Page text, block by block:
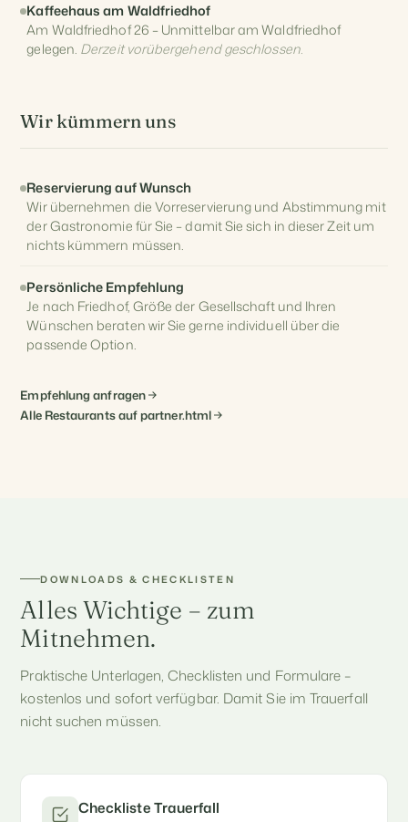
Kaffeehaus am Waldfriedhof
Am Waldfriedhof 26 – Unmittelbar am Waldfriedhof
gelegen. Derzeit vorübergehend geschlossen.
Wir kümmern uns
Reservierung auf Wunsch
Wir übernehmen die Vorreservierung und Abstimmung mit
der Gastronomie für Sie – damit Sie sich in dieser Zeit um
nichts kümmern müssen.
Persönliche Empfehlung
Je nach Friedhof, Größe der Gesellschaft und Ihren
Wünschen beraten wir Sie gerne individuell über die
passende Option.
Empfehlung anfragen
Alle Restaurants auf partner.html
DOWNLOADS & CHECKLISTEN
Alles Wichtige – zum
Mitnehmen.
Praktische Unterlagen, Checklisten und Formulare –
kostenlos und sofort verfügbar. Damit Sie im Trauerfall
nicht suchen müssen.
Checkliste Trauerfall